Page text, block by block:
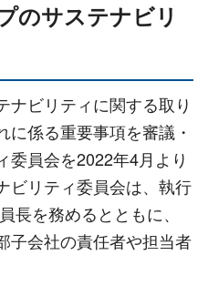
のサステナビリ
ナビリティに関する取り
係る重要事項を審議・
委員会を2022年4月より
ビリティ委員会は、執行
長を務めるとともに、
子会社の責任者や担当者